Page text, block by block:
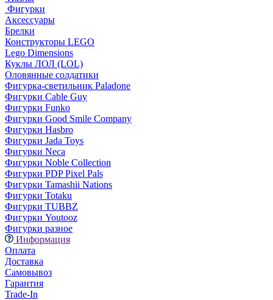
Фигурки
Аксессуары
Брелки
Конструкторы LEGO
Lego Dimensions
Куклы ЛОЛ (LOL)
Оловянные солдатики
Фигурка-светильник Paladone
Фигурки Cable Guy
Фигурки Funko
Фигурки Good Smile Company
Фигурки Hasbro
Фигурки Jada Toys
Фигурки Neca
Фигурки Noble Collection
Фигурки PDP Pixel Pals
Фигурки Tamashii Nations
Фигурки Totaku
Фигурки TUBBZ
Фигурки Youtooz
Фигурки разное
Информация
Оплата
Доставка
Самовывоз
Гарантия
Trade-In